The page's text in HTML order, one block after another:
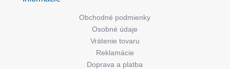
Obchodné podmienky
Osobné údaje
Vrátenie tovaru
Reklamácie
Doprava a platba